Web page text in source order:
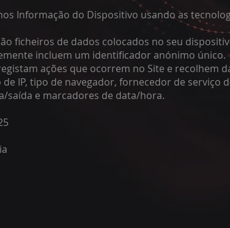
Informação do Dispositivo usando as
ficheiros de dados colocados no seu
incluem um identificador anónimo único.
ações que ocorrem no Site e recolhem
de IP, tipo de navegador, fornecedor de serviço
saída e marcadores de data/hora.